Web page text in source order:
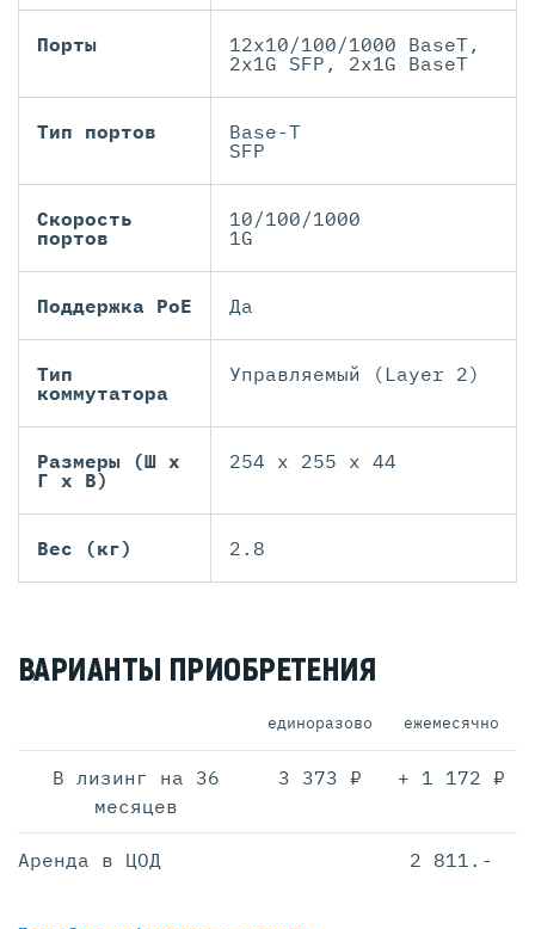
Порты
12x10/100/1000 BaseT,
2x1G SFP, 2x1G BaseT
Тип портов
Base-T
SFP
Скорость
портов
10/100/1000
1G
Поддержка PoE Да
Тип
коммутатора
Управляемый (Layer 2)
Размеры (Ш х
Г х В)
254 x 255 x 44
Вес (кг) 2.8
ВАРИАНТЫ ПРИОБРЕТЕНИЯ
единоразово ежемесячно
В лизинг на 36
месяцев
3 373 ₽ + 1 172 ₽
Аренда в ЦОД 2 811.-